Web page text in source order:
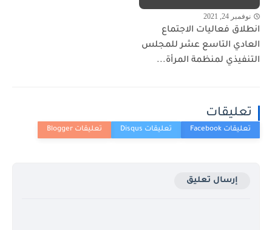
نوفمبر 24, 2021
انطلاق فعاليات الاجتماع
العادي التاسع عشر للمجلس
التنفيذي لمنظمة المرأة...
تعليقات
إرسال تعليق